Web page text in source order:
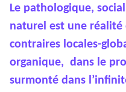
Le pathologique,
naturel est une réalité
contraires locales-
organique, dans le
surmonté dans